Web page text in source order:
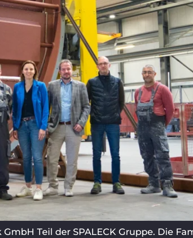
Teil der SPALECK Gruppe. Die